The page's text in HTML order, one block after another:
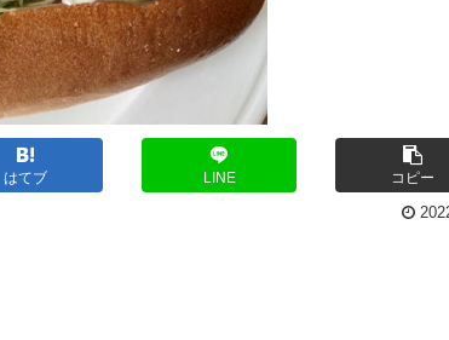
はてブ LINE コピー